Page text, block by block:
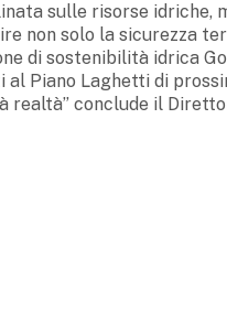
sulle risorse
non solo la sicurezza
di sostenibilità idrica
Piano Laghetti di
realtà” conclude il